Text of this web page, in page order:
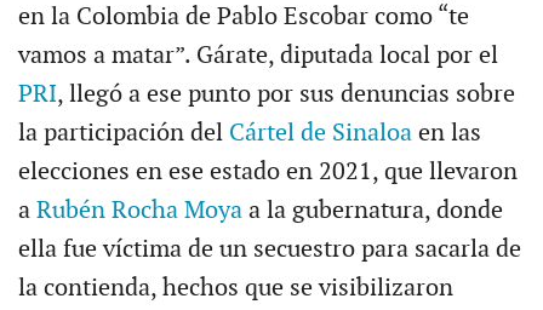
en la Colombia de Pablo Escobar como “te
vamos a matar”. Gárate, diputada local por el
PRI, llegó a ese punto por sus denuncias sobre
la participación del Cártel de Sinaloaen las
elecciones en ese estado en 2021, que llevaron
a Rubén Rocha Moyaa la gubernatura, donde
ella fue víctima de un secuestro para sacarla de
la contienda, hechos que se visibilizaron